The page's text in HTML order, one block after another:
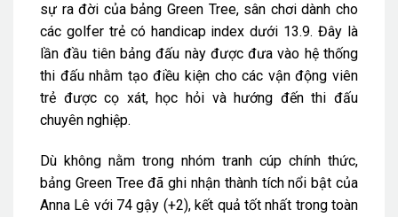
sự ra đời của bảng Green Tree, sân chơi dành cho
các golfer trẻ có handicap index dưới 13.9. Đây là
lần đầu tiên bảng đấu này được đưa vào hệ thống
thi đấu nhằm tạo điều kiện cho các vận động viên
trẻ được cọ xát, học hỏi và hướng đến thi đấu
chuyên nghiệp.
Dù không nằm trong nhóm tranh cúp chính thức,
bảng Green Tree đã ghi nhận thành tích nổi bật của
Anna Lê với 74 gậy (+2), kết quả tốt nhất trong toàn